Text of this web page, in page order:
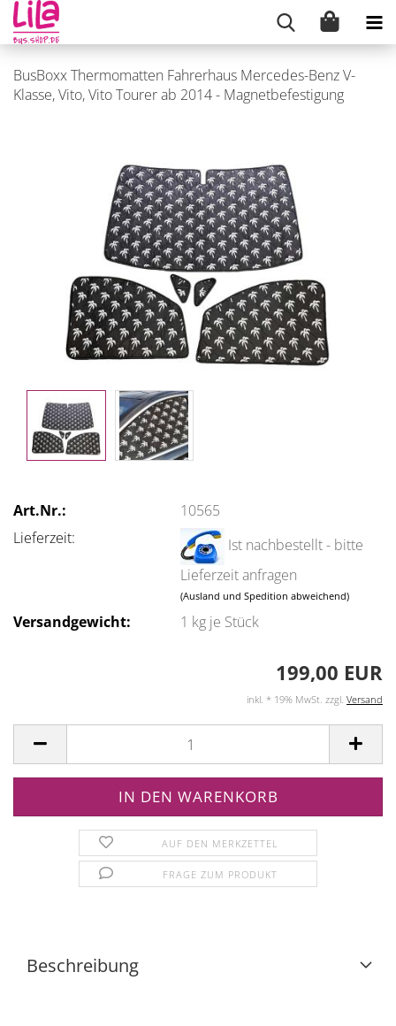
BusBoxx Thermomatten Fahrerhaus Mercedes-Benz V-
Klasse, Vito, Vito Tourer ab 2014 - Magnetbefestigung
Art.Nr.:
10565
Lieferzeit:
Ist nachbestellt - bitte
Lieferzeit anfragen
(Ausland und Spedition abweichend)
Versandgewicht: 1 kg je Stück
199,00 EUR
inkl. * 19% MwSt. zzgl. Versand
AUF DEN MERKZETTEL
FRAGE ZUM PRODUKT
Beschreibung